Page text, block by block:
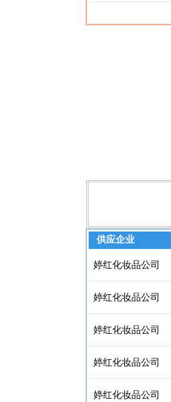
供应企业
婷红化妆品公司
婷红化妆品公司
婷红化妆品公司
婷红化妆品公司
婷红化妆品公司